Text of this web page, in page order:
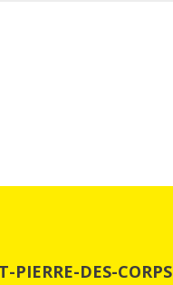
PIERRE-DES-CORPS